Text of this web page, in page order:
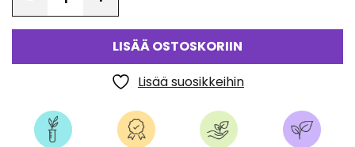
LISÄÄ OSTOSKORIIN
Lisää suosikkeihin